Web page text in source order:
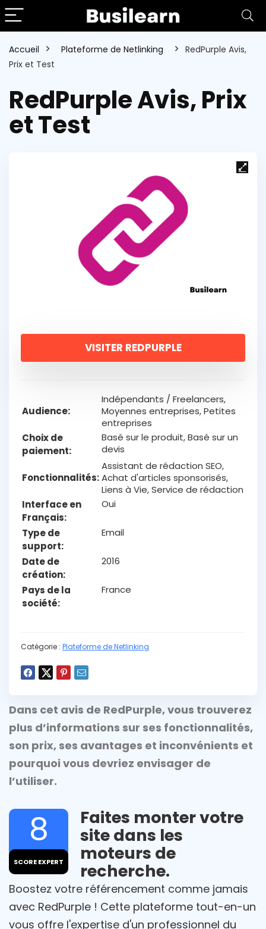
Accueil Plateforme de Netlinking
RedPurple Avis,
Prix et Test
RedPurple Avis, Prix
et Test
VISITER REDPURPLE
Audience
Indépendants / Freelancers,
Moyennes entreprises, Petites
entreprises
Choix de
paiement
Basé sur le produit, Basé sur un
devis
Fonctionnalités
Assistant de rédaction SEO,
Achat d'articles sponsorisés,
Liens à Vie, Service de rédaction
Interface en
Français
Oui
Type de
support
Email
Date de
création
2016
Pays de la
société
France
Catégorie : Plateforme de Netlinking
Dans cet avis de RedPurple, vous trouverez
plus d’informations sur ses fonctionnalités,
son prix, ses avantages et inconvénients et
pourquoi vous devriez envisager de
l’utiliser.
8
SCORE EXPERT
Faites monter votre
site dans les
moteurs de
recherche.
Boostez votre référencement comme jamais
avec RedPurple ! Cette plateforme tout-en-un
vous offre l'expertise d'un professionnel du